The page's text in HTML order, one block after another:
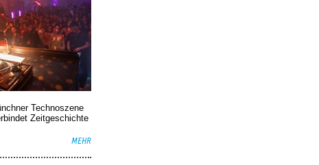
Technoszene
Zeitgeschichte
MEHR